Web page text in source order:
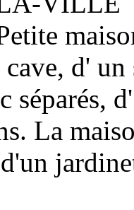
cave, d'
séparés,
La
d'un